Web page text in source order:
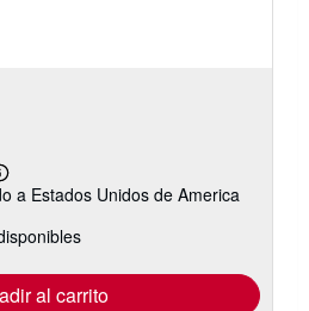
tarifas
envío
a Estados Unidos de America
al carrito